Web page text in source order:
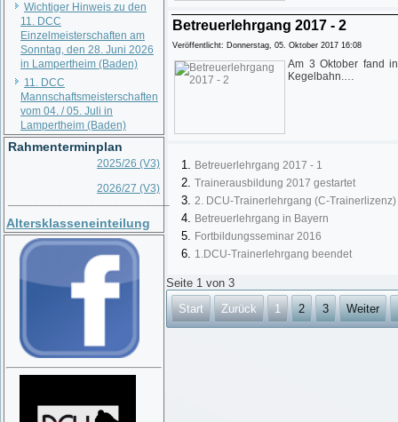
Wichtiger Hinweis zu den
11. DCC
Einzelmeisterschaften am
Sonntag, den 28. Juni 2026
in Lampertheim (Baden)
11. DCC
Mannschaftsmeisterschaften
vom 04. / 05. Juli in
Lampertheim (Baden)
Rahmenterminplan
2025/26 (V3)
2026/27 (V3)
Altersklasseneinteilung
Betreuerlehrgang 2017 - 2
Veröffentlicht: Donnerstag, 05. Oktober 2017 16:08
Am 3 Oktober fand
Kegelbahn.…
Betreuerlehrgang 2017 - 1
Trainerausbildung 2017 gestartet
2. DCU-Trainerlehrgang (C-Trainerlizenz)
Betreuerlehrgang in Bayern
Fortbildungsseminar 2016
1.DCU-Trainerlehrgang beendet
Seite 1 von 3
Start
Zurück 1 2 3 Weiter